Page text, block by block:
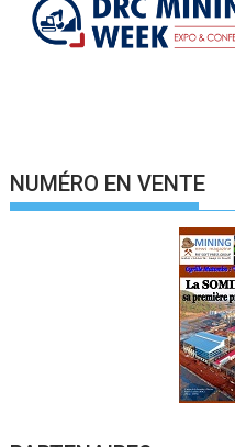
NUMÉRO EN VENTE